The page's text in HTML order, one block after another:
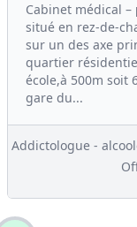
Cabinet médical –
situé en rez-de-
sur un des axe
quartier
école,à 500m soit
gare du...
Addictologue -